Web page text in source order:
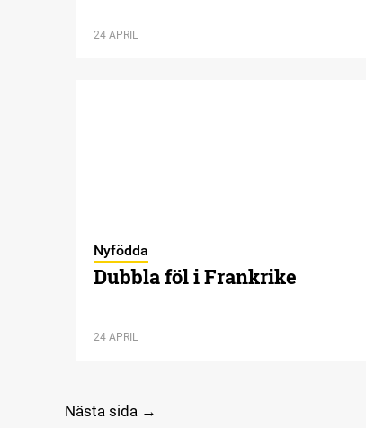
24 APRIL
Nyfödda
Dubbla föl i Frankrike
24 APRIL
Nästa sida →